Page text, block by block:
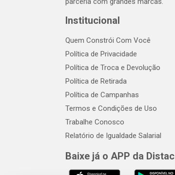
Institucional
Quem Constrói Com Você
Política de Privacidade
Política de Troca e Devolução
Política de Retirada
Política de Campanhas
Termos e Condições de Uso
Trabalhe Conosco
Relatório de Igualdade Salarial
Baixe já o APP da Distac